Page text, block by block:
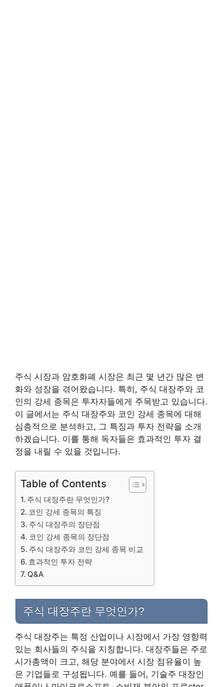
주식 시장과 암호화폐 시장은 최근 몇 년간 많은 변
화와 성장을 겪어왔습니다. 특히, 주식 대장주와 코
인의 강세 종목은 투자자들에게 주목받고 있습니다.
이 글에서는 주식 대장주와 코인 강세 종목에 대해
심층적으로 분석하고, 그 특징과 투자 전략을 소개
하겠습니다. 이를 통해 독자들은 효과적인 투자 결
정을 내릴 수 있을 것입니다.
Table of Contents
주식 대장주란 무엇인가?
코인 강세 종목의 특징
주식 대장주의 장단점
코인 강세 종목의 장단점
주식 대장주와 코인 강세 종목 비교
효과적인 투자 전략
Q&A
주식 대장주란 무엇인가?
주식 대장주는 특정 산업이나 시장에서 가장 영향력
있는 회사들의 주식을 지칭합니다. 대장주들은 주로
시가총액이 크고, 해당 분야에서 시장 점유율이 높
은 기업들로 구성됩니다. 예를 들어, 기술주 대장인